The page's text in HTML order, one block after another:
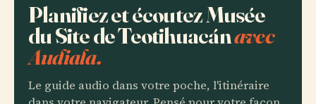
Planifiez et écoutez Musée
du Site de Teotihuacánavec
Audiala.
Le guide audio dans votre poche, l'itinéraire